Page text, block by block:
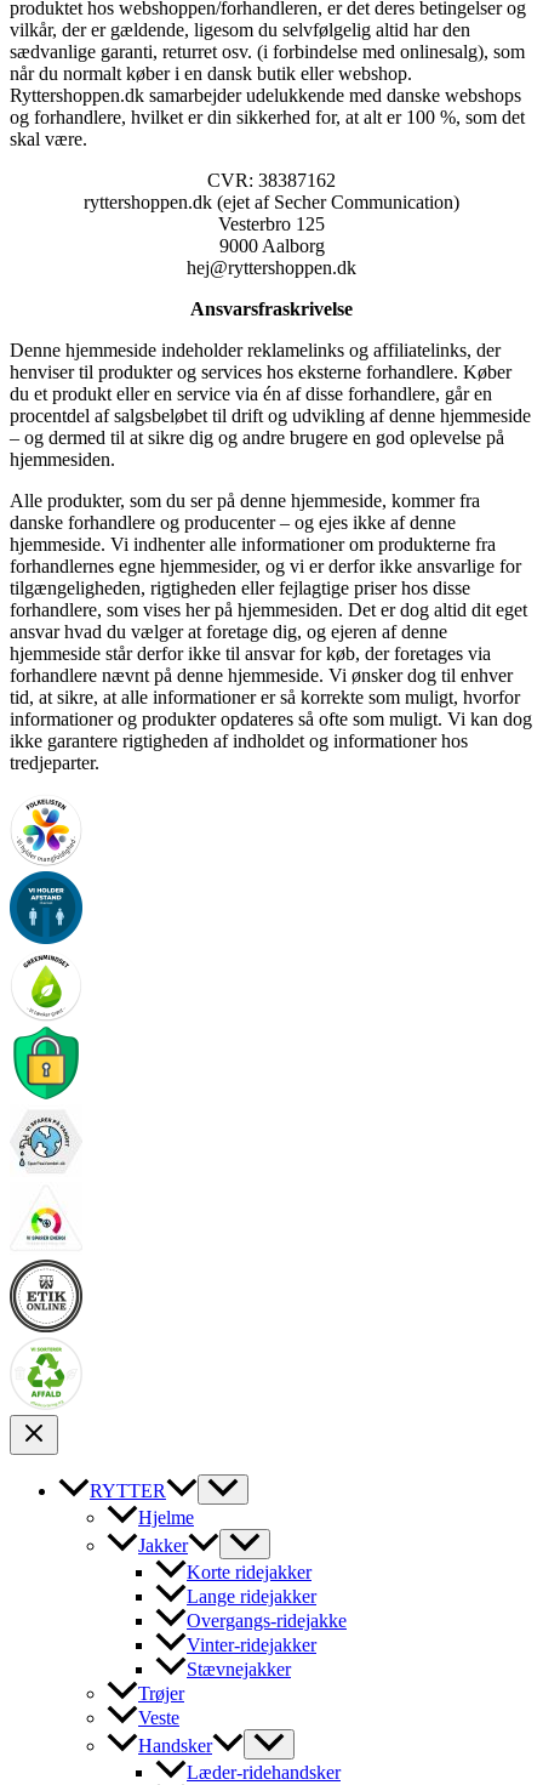
produktet hos webshoppen/forhandleren, er det deres betingelser og
vilkår, der er gældende, ligesom du selvfølgelig altid har den
sædvanlige garanti, returret osv. (i forbindelse med onlinesalg), som
når du normalt køber i en dansk butik eller webshop.
Ryttershoppen.dk samarbejder udelukkende med danske webshops
og forhandlere, hvilket er din sikkerhed for, at alt er 100 %, som det
skal være.
CVR: 38387162
ryttershoppen.dk (ejet af Secher Communication)
Vesterbro 125
9000 Aalborg
hej@ryttershoppen.dk
Ansvarsfraskrivelse
Denne hjemmeside indeholder reklamelinks og affiliatelinks, der
henviser til produkter og services hos eksterne forhandlere. Køber
du et produkt eller en service via én af disse forhandlere, går en
procentdel af salgsbeløbet til drift og udvikling af denne hjemmeside
– og dermed til at sikre dig og andre brugere en god oplevelse på
hjemmesiden.
Alle produkter, som du ser på denne hjemmeside, kommer fra
danske forhandlere og producenter – og ejes ikke af denne
hjemmeside. Vi indhenter alle informationer om produkterne fra
forhandlernes egne hjemmesider, og vi er derfor ikke ansvarlige for
tilgængeligheden, rigtigheden eller fejlagtige priser hos disse
forhandlere, som vises her på hjemmesiden. Det er dog altid dit eget
ansvar hvad du vælger at foretage dig, og ejeren af denne
hjemmeside står derfor ikke til ansvar for køb, der foretages via
forhandlere nævnt på denne hjemmeside. Vi ønsker dog til enhver
tid, at sikre, at alle informationer er så korrekte som muligt, hvorfor
informationer og produkter opdateres så ofte som muligt. Vi kan dog
ikke garantere rigtigheden af indholdet og informationer hos
tredjeparter.
RYTTER
Hjelme
Jakker
Korte ridejakker
Lange ridejakker
Overgangs-ridejakke
Vinter-ridejakker
Stævnejakker
Trøjer
Veste
Handsker
Læder-ridehandsker